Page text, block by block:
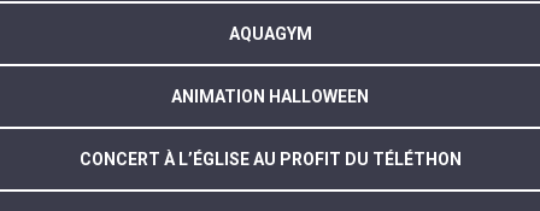
AQUAGYM
ANIMATION HALLOWEEN
CONCERT À L’ÉGLISE AU PROFIT DU TÉLÉTHON